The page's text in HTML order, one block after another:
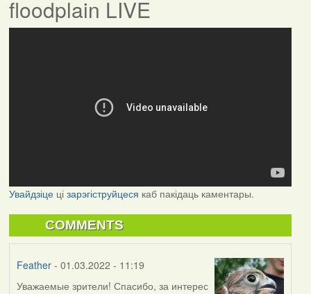
floodplain LIVE
Увайдзіцеці зарэгіструйцеся каб пакідаць каментары.
COMMENTS
Feather- 01.03.2022 - 11:19
Уважаемые зрители! Спасибо, за интерес